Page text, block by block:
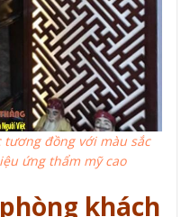
tương đồng với màu sắc
ứng thẩm mỹ cao
khách